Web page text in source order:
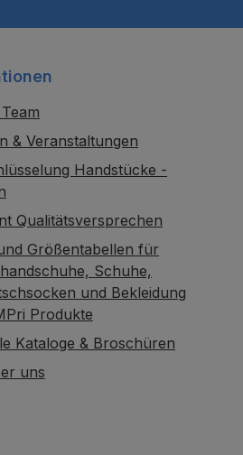
& Veranstaltungen
Handstücke -
Qualitätsversprechen
Größentabellen für
Schuhe,
und Bekleidung
Produkte
Kataloge & Broschüren
uns